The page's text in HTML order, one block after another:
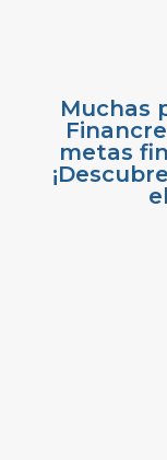
Muchas
metas